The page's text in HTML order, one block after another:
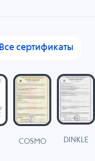
Все сертификаты
COSMO DINKLE